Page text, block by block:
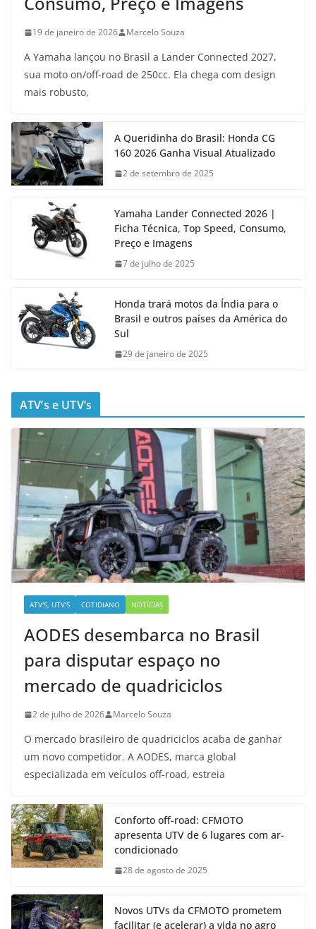
19 de janeiro de 2026 Marcelo Souza
A Yamaha lançou no Brasil a Lander Connected 2027,
sua moto on/off-road de 250cc. Ela chega com design
mais robusto,
A Queridinha do Brasil: Honda CG
160 2026 Ganha Visual Atualizado
2 de setembro de 2025
Yamaha Lander Connected 2026 |
Ficha Técnica, Top Speed, Consumo,
Preço e Imagens
7 de julho de 2025
Honda trará motos da Índia para o
Brasil e outros países da América do
Sul
29 de janeiro de 2025
ATV’s e UTV’s
ATV'S, UTV'S COTIDIANO NOTÍCIAS
AODES desembarca no Brasil
para disputar espaço no
mercado de quadriciclos
2 de julho de 2026 Marcelo Souza
O mercado brasileiro de quadriciclos acaba de ganhar
um novo competidor. A AODES, marca global
especializada em veículos off-road, estreia
Conforto off-road: CFMOTO
apresenta UTV de 6 lugares com ar-
condicionado
28 de agosto de 2025
Novos UTVs da CFMOTO prometem
facilitar (e acelerar) a vida no agro